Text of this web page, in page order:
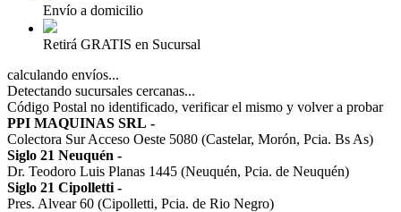
Envío a domicilio
Retirá GRATIS en Sucursal
calculando envíos...
Detectando sucursales cercanas...
Código Postal no identificado, verificar el mismo y volver a probar
PPI MAQUINAS SRL -
Colectora Sur Acceso Oeste 5080 (Castelar, Morón, Pcia. Bs As)
Siglo 21 Neuquén -
Dr. Teodoro Luis Planas 1445 (Neuquén, Pcia. de Neuquén)
Siglo 21 Cipolletti -
Pres. Alvear 60 (Cipolletti, Pcia. de Rio Negro)